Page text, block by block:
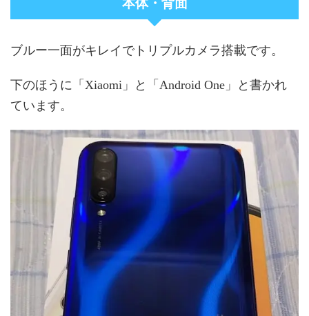
ブルー一面がキレイでトリプルカメラ搭載です。
下のほうに「Xiaomi」と「Android One」と書かれ
ています。